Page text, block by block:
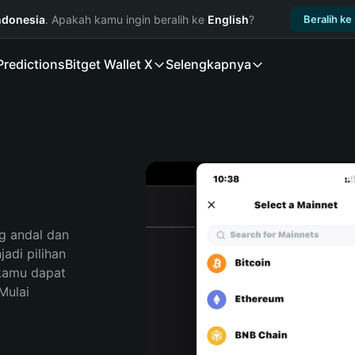
. Apakah kamu ingin beralih ke English? Beralih ke
Bitget Wallet X Selengkapnya
andal dan
pilihan
dapat